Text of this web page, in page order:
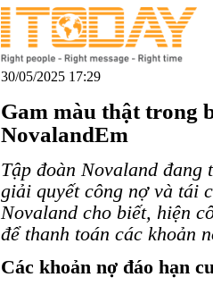
30/05/2025 17:29
Gam màu thật trong
NovalandEm
Tập đoàn Novaland
giải quyết công nợ và tái
Novaland cho biết, hiện
để thanh toán các khoản
Các khoản nợ đáo hạn